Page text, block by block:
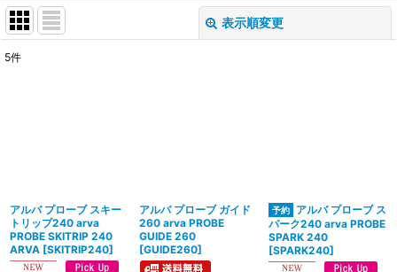
表示順変更
5件
アルバ プローブ スキー
トリップ240 arva
PROBE SKITRIP 240
ARVA [SKITRIP240]
アルバ プローブ ガイド
260 arva PROBE
GUIDE 260
[GUIDE260]
アルバ プローブ ス
パーク240 arva PROBE
SPARK 240
[SPARK240]